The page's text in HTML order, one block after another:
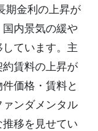
期金利の上昇が
内景気の緩や
ています。主
賃料の上昇が
価格・賃料と
ンダメンタル
移を見せてい